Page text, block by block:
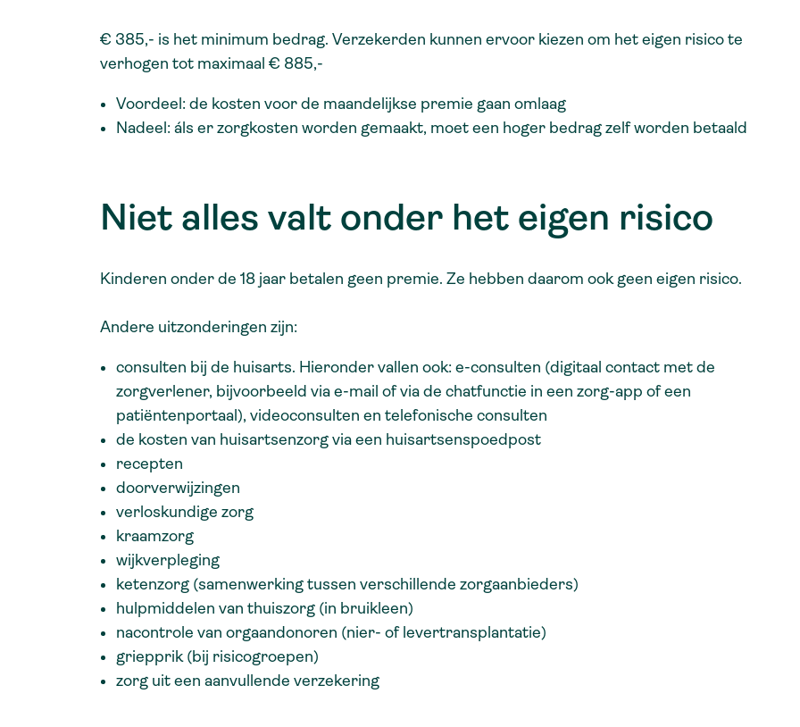
€ 385,- is het minimum bedrag. Verzekerden kunnen ervoor kiezen om het eigen risico te
verhogen tot maximaal € 885,-
Voordeel: de kosten voor de maandelijkse premie gaan omlaag
Nadeel: áls er zorgkosten worden gemaakt, moet een hoger bedrag zelf worden betaald
Niet alles valt onder het eigen risico
Kinderen onder de 18 jaar betalen geen premie. Ze hebben daarom ook geen eigen risico.
Andere uitzonderingen zijn:
consulten bij de huisarts. Hieronder vallen ook: e-consulten (digitaal contact met de
zorgverlener, bijvoorbeeld via e-mail of via de chatfunctie in een zorg-app of een
patiëntenportaal), videoconsulten en telefonische consulten
de kosten van huisartsenzorg via een huisartsenspoedpost
recepten
doorverwijzingen
verloskundige zorg
kraamzorg
wijkverpleging
ketenzorg (samenwerking tussen verschillende zorgaanbieders)
hulpmiddelen van thuiszorg (in bruikleen)
nacontrole van orgaandonoren (nier- of levertransplantatie)
griepprik (bij risicogroepen)
zorg uit een aanvullende verzekering